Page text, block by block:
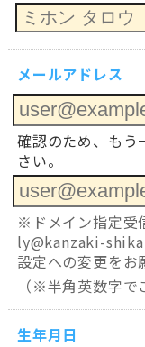
メールアドレス
確認のため、もう
さい。
※ドメイン指定受
ly@kanzaki-
設定への変更をお
（※半角英数字で
生年月日